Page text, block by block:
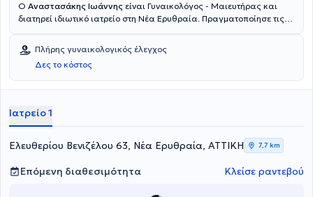
Ο Αναστασάκης Ιωάννης είναι Γυναικολόγος - Μαιευτήρας και
διατηρεί ιδιωτικό ιατρείο στη Νέα Ερυθραία. Πραγματοποίησε τις
και διαθέτει πολυετή εμπειρία και κατάρτιση. Διαθέτει πολυετή
κλινική εμπειρία και συνεργάζεται με τα ιδιωτικά μαιευτήρια
Μητέρα, Λητώ και ΙΑΣΩ. Τέλος, έχει συμμετάσχει σε πλήθος
διεθνών και πανελλήνιων ιατρικών συνεδρίων.
Πλήρης γυναικολογικός έλεγχος
Δες το κόστος
Ιατρείο 1
Ελευθερίου Βενιζέλου 63, Νέα Ερυθραία, ΑΤΤΙΚΗ 7,7 km
Επόμενη διαθεσιμότητα Κλείσε ραντεβού